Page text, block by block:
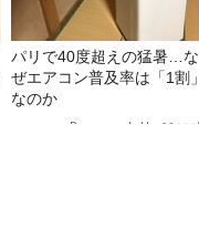
パリで40度超えの猛暑…な
ぜエアコン普及率は「1割」
なのか
Recommended by